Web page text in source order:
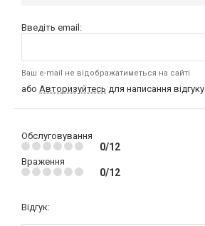
Введіть email:
Ваш e-mail не відображатиметься на сайті
або Авторизуйтесь для написання відгуку
Обслуговування
0/12
Враження
0/12
Відгук: